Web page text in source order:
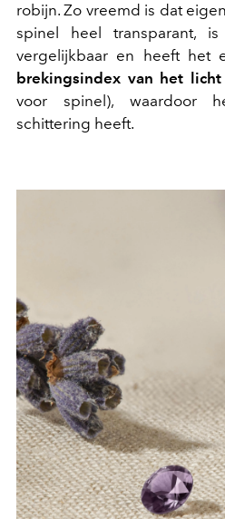
robijn. Zo vreemd is dat
spinel heel transparant,
vergelijkbaar en heeft het
brekingsindex van het licht
voor spinel), waardoor
schittering heeft.